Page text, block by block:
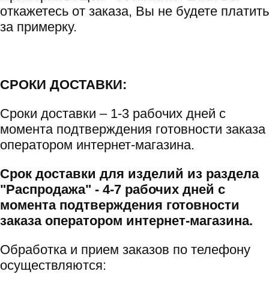
откажетесь от заказа, Вы не будете платить
за примерку.
СРОКИ ДОСТАВКИ:
Сроки доставки – 1-3 рабочих дней с
момента подтверждения готовности заказа
оператором интернет-магазина.
Срок доставки для изделий из раздела
"Распродажа" - 4-7 рабочих дней с
момента подтверждения готовности
заказа оператором интернет-магазина.
Обработка и прием заказов по телефону
осуществляются: